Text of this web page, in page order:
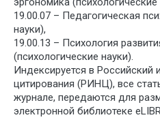
19.00.07 – Педагогическая
науки),
19.00.13 – Психология
(психологические науки).
Индексируется в Российский
цитирования (РИНЦ), все
журнале, передаются для
электронной библиотеке